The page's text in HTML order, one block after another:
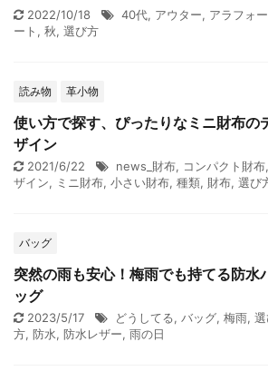
2022/10/18 40代, アウター, アラフォー
ート , 秋, 選び方
読み物 革小物
使い方で探す、ぴったりなミニ財布の
ザイン
2021/6/22 news_財布, コンパクト財布,
ザイン, ミニ財布, 小さい財布, 種類, 財布, 選び
バッグ
突然の雨も安心！梅雨でも持てる防水
ッグ
2023/5/17 どうしてる, バッグ, 梅雨,
方, 防水, 防水レザー, 雨の日